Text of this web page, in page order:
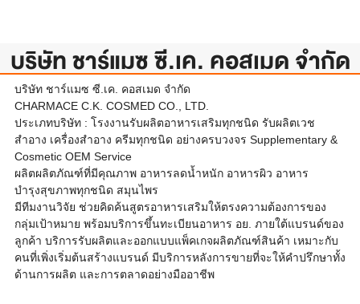
บริษัท ชาร์แมซ ซี.เค. คอสเมด จำกัด
บริษัท ชาร์แมซ ซี.เค. คอสเมด จำกัด
CHARMACE C.K. COSMED CO., LTD.
ประเภทบริษัท : โรงงานรับผลิตอาหารเสริมทุกชนิด รับผลิตเวช
สำอาง เครื่องสำอาง ครีมทุกชนิด อย่างครบวงจร Supplementary &
Cosmetic OEM Service
ผลิตผลิตภัณฑ์ที่มีคุณภาพ อาหารลดน้ำหนัก อาหารผิว อาหาร
บำรุงสุขภาพทุกชนิด สมุนไพร
มีทีมงานวิจัย ช่วยคิดค้นสูตรอาหารเสริมให้ตรงความต้องการของ
กลุ่มเป้าหมาย พร้อมบริการขึ้นทะเบียนอาหาร อย. ภายใต้แบรนด์ของ
ลูกค้า บริการรับผลิตและออกแบบแพ็คเกจผลิตภัณฑ์สินค้า เหมาะกับ
คนที่เพิ่งเริ่มต้นสร้างแบรนด์ มีบริการหลังการขายที่จะให้คำปรึกษาทั้ง
ด้านการผลิต และการตลาดอย่างมืออาชีพ